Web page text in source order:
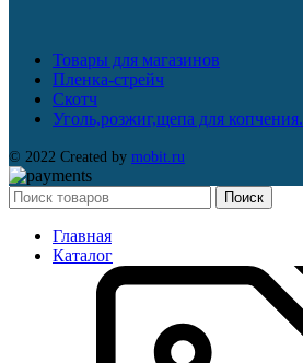
Товары для магазинов
Пленка-стрейч
Скотч
Уголь,розжиг,щепа для копчения.
© 2022 Created by mobit.ru
Поиск
Главная
Каталог